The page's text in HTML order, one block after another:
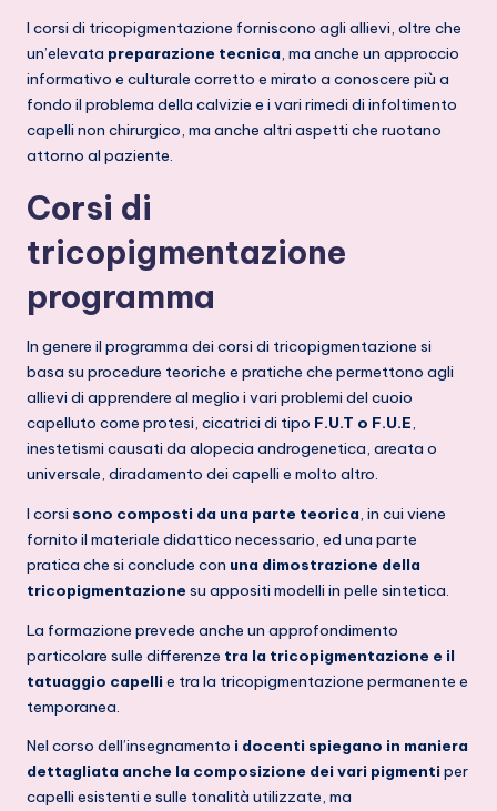
I corsi di tricopigmentazione forniscono agli allievi, oltre che
un’elevata preparazione tecnica, ma anche un approccio
informativo e culturale corretto e mirato a conoscere più a
fondo il problema della calvizie e i vari rimedi di infoltimento
capelli non chirurgico, ma anche altri aspetti che ruotano
attorno al paziente.
Corsi di
tricopigmentazione
programma
In genere il programma dei corsi di tricopigmentazione si
basa su procedure teoriche e pratiche che permettono agli
allievi di apprendere al meglio i vari problemi del cuoio
capelluto come protesi, cicatrici di tipo F.U.T o F.U.E,
inestetismi causati da alopecia androgenetica, areata o
universale, diradamento dei capelli e molto altro.
I corsi sono composti da una parte teorica, in cui viene
fornito il materiale didattico necessario, ed una parte
pratica che si conclude con una dimostrazione della
tricopigmentazione su appositi modelli in pelle sintetica.
La formazione prevede anche un approfondimento
particolare sulle differenze tra la tricopigmentazione e il
tatuaggio capellie tra la tricopigmentazione permanente e
temporanea.
Nel corso dell’insegnamento i docenti spiegano in maniera
dettagliata anche la composizione dei vari pigmentiper
capelli esistenti e sulle tonalità utilizzate, ma